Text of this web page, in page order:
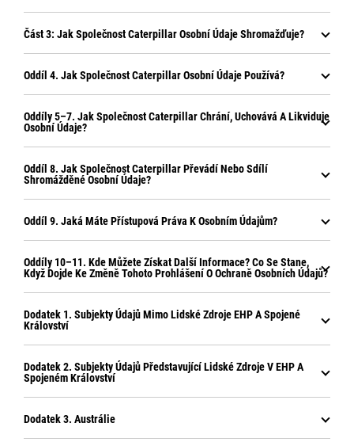
Část 3: Jak Společnost Caterpillar Osobní Údaje Shromažďuje?
Oddíl 4. Jak Společnost Caterpillar Osobní Údaje Používá?
Oddíly 5–7. Jak Společnost Caterpillar Chrání, Uchovává A Likviduje
Osobní Údaje?
Oddíl 8. Jak Společnost Caterpillar Převádí Nebo Sdílí
Shromážděné Osobní Údaje?
Oddíl 9. Jaká Máte Přístupová Práva K Osobním Údajům?
Oddíly 10–11. Kde Můžete Získat Další Informace? Co Se Stane,
Když Dojde Ke Změně Tohoto Prohlášení O Ochraně Osobních Údajů?
Dodatek 1. Subjekty Údajů Mimo Lidské Zdroje EHP A Spojené
Království
Dodatek 2. Subjekty Údajů Představující Lidské Zdroje V EHP A
Spojeném Království
Dodatek 3. Austrálie